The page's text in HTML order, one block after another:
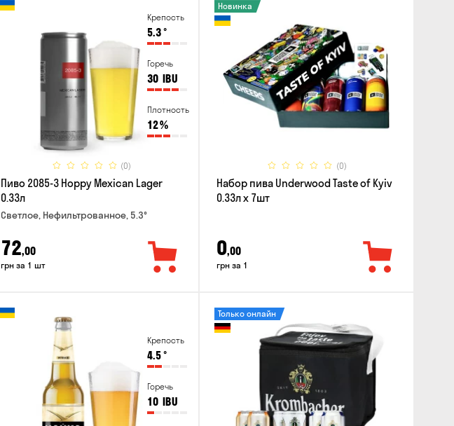
Крепость
5.3°
Горечь
30 IBU
Плотность
12%
(0)
Пиво 2085-3 Hoppy Mexican Lager
0.33л
Светлое, Нефильтрованное, 5.3°
72,00
грн за 1 шт
(0)
Новинка
Набор пива Underwood Taste of Kyiv
0.33л x 7шт
0,00
грн за 1
Крепость
4.5°
Горечь
10 IBU
Только онлайн